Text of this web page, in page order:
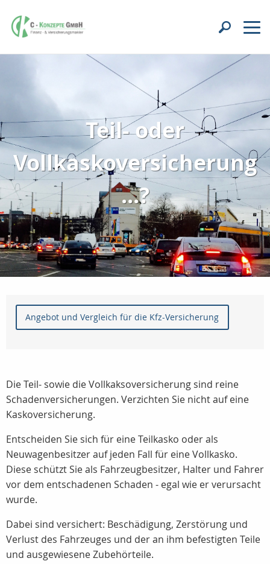
Teil- oder
Vollkaskoversicherung
...?
Angebot und Vergleich für die Kfz-Versicherung
Die Teil- sowie die Vollkaksoversicherung sind reine
Schadenversicherungen. Verzichten Sie nicht auf eine
Kaskoversicherung.
Entscheiden Sie sich für eine Teilkasko oder als
Neuwagenbesitzer auf jeden Fall für eine Vollkasko.
Diese schützt Sie als Fahrzeugbesitzer, Halter und Fahrer
vor dem entschadenen Schaden - egal wie er verursacht
wurde.
Dabei sind versichert: Beschädigung, Zerstörung und
Verlust des Fahrzeuges und der an ihm befestigten Teile
und ausgewiesene Zubehörteile.